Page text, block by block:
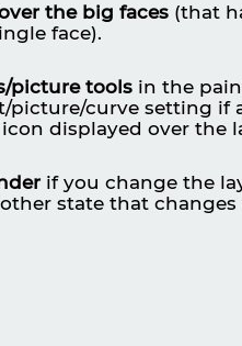
the big faces(that
face).
picture toolsin the
picture/curve setting if
displayed over the
if you change the
state that